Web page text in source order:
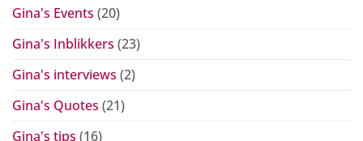
Gina's Events (20)
Gina's Inblikkers (23)
Gina's interviews (2)
Gina's Quotes (21)
Gina's tips (16)